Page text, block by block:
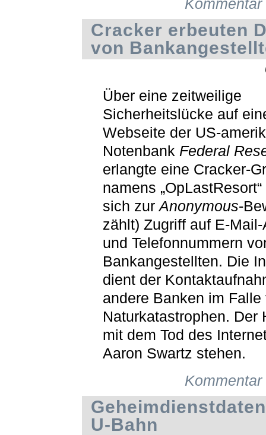
Cracker erbeuten
von
Über eine zeitweilige
Sicherheitslücke auf
Webseite der US-
Notenbank Federal
erlangte eine Cracker-
namens
sich zurAnonymous-
zählt) Zugriff auf E-
und Telefonnummern
Bankangestellten. Die
dient der
andere Banken im Falle
Naturkatastrophen. Der
mit dem Tod des
Aaron Swartz stehen.
U-Bahn